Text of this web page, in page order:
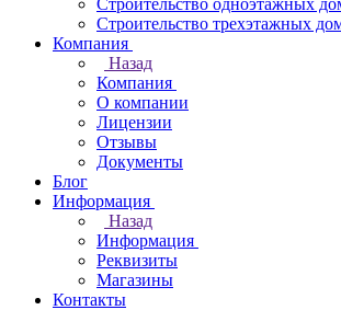
Строительство одноэтажных
Строительство трехэтажных
Компания
Назад
Компания
О компании
Лицензии
Отзывы
Документы
Блог
Информация
Назад
Информация
Реквизиты
Магазины
Контакты